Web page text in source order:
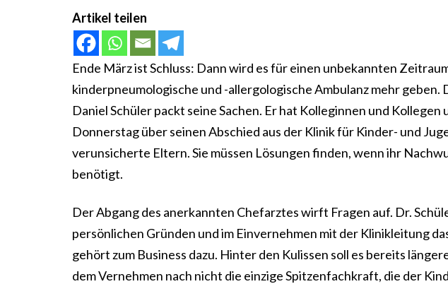
Artikel teilen
Ende März ist Schluss: Dann wird es für einen unbekannten
kinderpneumologische und -allergologische Ambulanz mehr
Daniel Schüler packt seine Sachen. Er hat Kolleginnen und Kollegen
Donnerstag über seinen Abschied aus der Klinik für Kinder- und
verunsicherte Eltern. Sie müssen Lösungen finden, wenn ihr
benötigt.
Der Abgang des anerkannten Chefarztes wirft Fragen auf. Dr.
persönlichen Gründen und im Einvernehmen mit der Klinikleitung
gehört zum Business dazu. Hinter den Kulissen soll es bereits
dem Vernehmen nach nicht die einzige Spitzenfachkraft, die der